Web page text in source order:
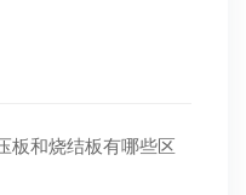
板和烧结板有哪些区